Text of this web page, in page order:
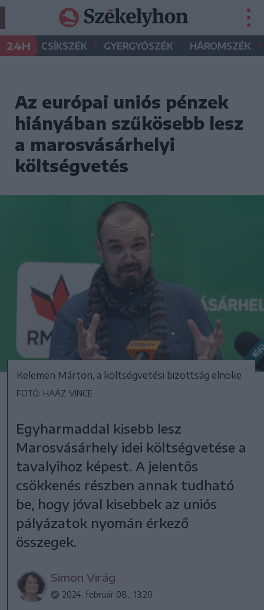
24H CSÍKSZÉK • GYERGYÓSZÉK • HÁROMSZÉK •
Az európai uniós pénzek
hiányában szűkösebb lesz
a marosvásárhelyi
költségvetés
Kelemen Márton, a költségvetési bizottság elnöke
FOTÓ: HAÁZ VINCE
Egyharmaddal kisebb lesz
Marosvásárhely idei költségvetése a
tavalyihoz képest. A jelentős
csökkenés részben annak tudható
be, hogy jóval kisebbek az uniós
pályázatok nyomán érkező
összegek.
Simon Virág
2024. február 08., 13:20